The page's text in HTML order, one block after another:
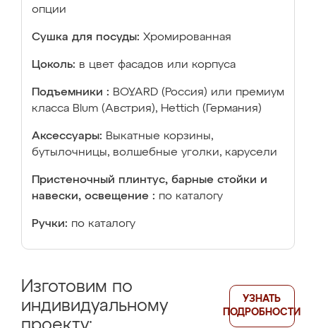
опции
Сушка для посуды: Хромированная
Цоколь: в цвет фасадов или корпуса
Подъемники : BOYARD (Россия) или премиум
класса Blum (Австрия), Hettich (Германия)
Аксессуары: Выкатные корзины,
бутылочницы, волшебные уголки, карусели
Пристеночный плинтус, барные стойки и
навески, освещение : по каталогу
Ручки: по каталогу
Изготовим по
индивидуальному
УЗНАТЬ
ПОДРОБНОСТИ